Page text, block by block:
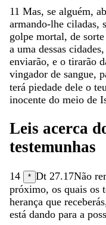
11 Mas, se alguém,
armando-lhe ciladas,
golpe mortal, de sorte
a uma dessas cidades,
enviarão, e o tirarão
vingador de sangue,
terá piedade dele o teu
inocente do meio de
Leis acerca
testemunhas
14 * Dt 27.17Não
próximo, os quais os
herança que receberás,
está dando para a